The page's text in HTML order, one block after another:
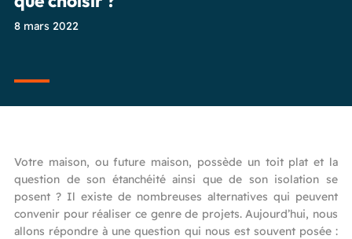
8 mars 2022
Votre maison, ou future maison, possède un toit plat et la
question de son étanchéité ainsi que de son isolation se
posent ? Il existe de nombreuses alternatives qui peuvent
convenir pour réaliser ce genre de projets. Aujourd’hui, nous
allons répondre à une question qui nous est souvent posée :